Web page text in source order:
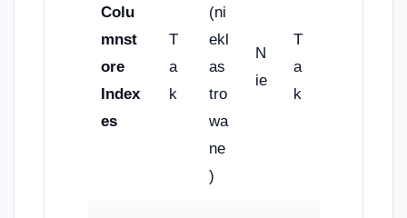
Colu
mnst
ore
Index
es
T
a
k
(ni
ekl
as
tro
wa
ne
)
N
ie
T
a
k